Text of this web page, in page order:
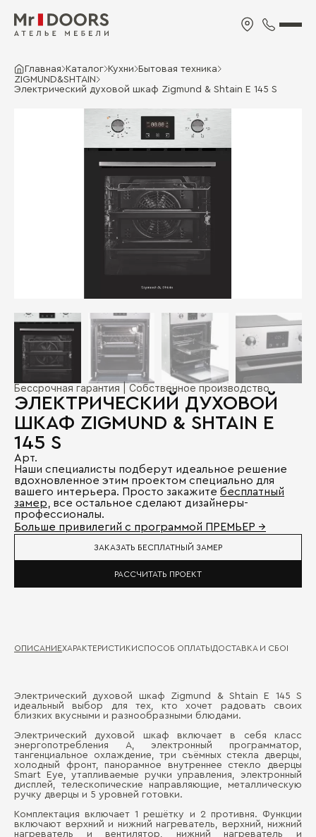
Главная Каталог Кухни
Бытовая техника
ZIGMUND&SHTAIN
Электрический духовой шкаф Zigmund & Shtain E 145 S
Бессрочная гарантия | Собственное производство
ЭЛЕКТРИЧЕСКИЙ ДУХОВОЙ
ШКАФ ZIGMUND & SHTAIN E
145 S
Арт.
Наши специалисты подберут идеальное решение
вдохновленное этим проектом специально для
вашего интерьера. Просто закажите бесплатный
замер , все остальное сделают дизайнеры-
профессионалы.
Больше привилегий с программой ПРЕМЬЕР →
ЗАКАЗАТЬ БЕСПЛАТНЫЙ ЗАМЕР
РАССЧИТАТЬ ПРОЕКТ
ОПИСАНИЕХАРАКТЕРИСТИКИСПОСОБ ОПЛАТЫДОСТАВКА И СБОРКА
Электрический духовой шкаф Zigmund & Shtain E 145 S
идеальный выбор для тех, кто хочет радовать своих
близких вкусными и разнообразными блюдами.
Электрический духовой шкаф включает в себя класс
энергопотребления А, электронный программатор,
тангенциальное охлаждение, три съёмных стекла дверцы,
холодный фронт, панорамное внутреннее стекло дверцы
Smart Eye, утапливаемые ручки управления, электронный
дисплей, телескопические направляющие, металлическую
ручку дверцы и 5 уровней готовки.
Комплектация включает 1 решётку и 2 противня. Функции
включают верхний и нижний нагреватель, верхний, нижний
нагреватель и вентилятор, нижний нагреватель и